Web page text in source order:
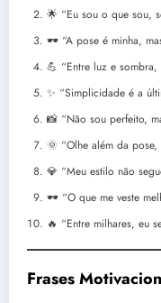
🌟 “Eu sou o que sou,
🕶️ “A pose é minha,
💪 “Entre luz e
✨ “Simplicidade é a
📸 “Não sou perfeito,
🌞 “Olhe além da pose,
💎 “Meu estilo não
🕶️ “O que me veste
🔥 “Entre milhares, eu
Frases